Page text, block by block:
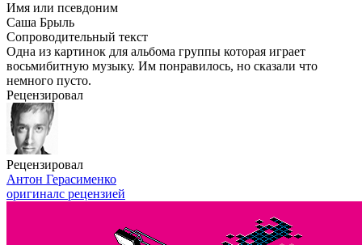
Имя или псевдоним
Саша Брыль
Сопроводительный текст
Одна из картинок для альбома группы которая играет
восьмибитную музыку. Им понравилось, но сказали что
немного пусто.
Рецензировал
Рецензировал
Антон Герасименко
оригиналс рецензией